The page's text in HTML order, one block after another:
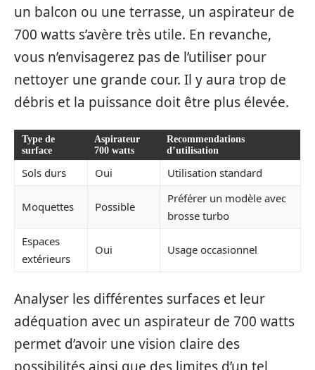
un balcon ou une terrasse, un aspirateur de
700 watts s’avère très utile. En revanche,
vous n’envisagerez pas de l’utiliser pour
nettoyer une grande cour. Il y aura trop de
débris et la puissance doit être plus élevée.
Type de
surface
Aspirateur
700 watts
Recommendations
d’utilisation
Sols durs Oui Utilisation standard
Moquettes Possible
Préférer un modèle avec
brosse turbo
Espaces
extérieurs
Oui Usage occasionnel
Analyser les différentes surfaces et leur
adéquation avec un aspirateur de 700 watts
permet d’avoir une vision claire des